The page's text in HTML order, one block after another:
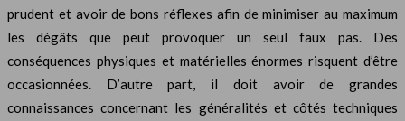
prudent et avoir de bons réflexes afin de minimiser au maximum
les dégâts que peut provoquer un seul faux pas. Des
conséquences physiques et matérielles énormes risquent d’être
occasionnées. D’autre part, il doit avoir de grandes
connaissances concernant les généralités et côtés techniques